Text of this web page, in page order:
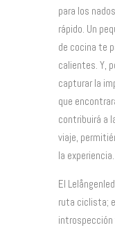
para los
rápido. Un
de cocina te
calientes. Y,
capturar la
que
contribuirá a
viaje,
la experiencia.
El
ruta ciclista;
introspección